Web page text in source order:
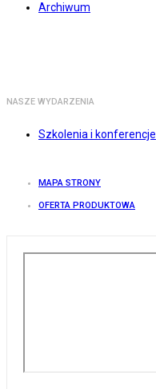
Archiwum
NASZE WYDARZENIA
Szkolenia i konferencje
MAPA STRONY
OFERTA PRODUKTOWA